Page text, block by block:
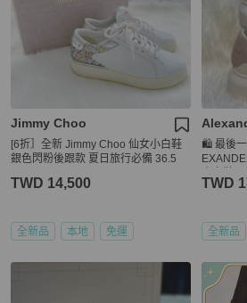
Jimmy Choo
[6折］全新 Jimmy Choo 仙女小白鞋
銀色閃粉後跟款 夏日旅行必備 36.5
TWD 14,500
全新品 本地 免運
🛍️ 最後一
TWD
全新品